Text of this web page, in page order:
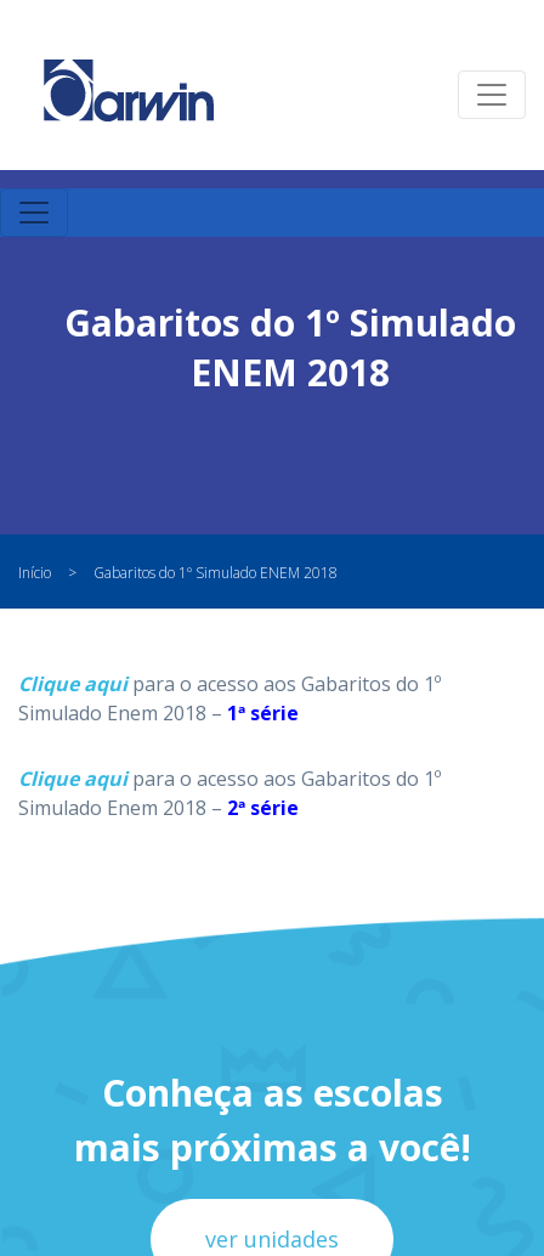
Gabaritos do 1º Simulado
ENEM 2018
Início > Gabaritos do 1º Simulado ENEM 2018
Clique aquipara o acesso aos Gabaritos do 1º
Simulado Enem 2018 – 1ª série
Clique aquipara o acesso aos Gabaritos do 1º
Simulado Enem 2018 – 2ª série
Conheça as escolas
mais próximas a você!
ver unidades